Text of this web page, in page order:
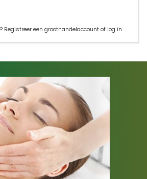
Registreer een groothandelaccount of log in.